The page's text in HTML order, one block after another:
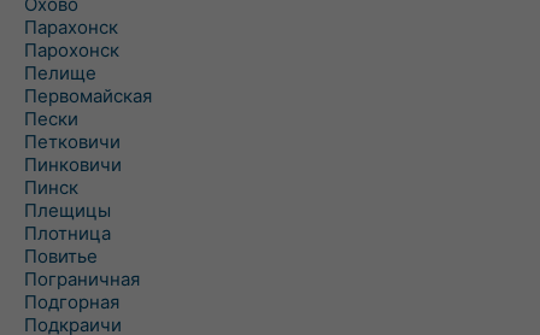
Парахонск
Парохонск
Пелище
Первомайская
Пески
Петковичи
Пинковичи
Пинск
Плещицы
Плотница
Повитье
Пограничная
Подгорная
Подкраичи